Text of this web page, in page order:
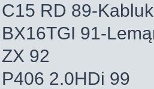
C15 RD 89-
BX16TGI 91-
ZX 92
P406 2.0HDi 99